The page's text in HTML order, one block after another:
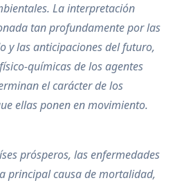
La interpretación
tan profundamente por las
y las anticipaciones del futuro,
químicas de los agentes
el carácter de los
ellas ponen en movimiento.
prósperos, las enfermedades
principal causa de mortalidad,